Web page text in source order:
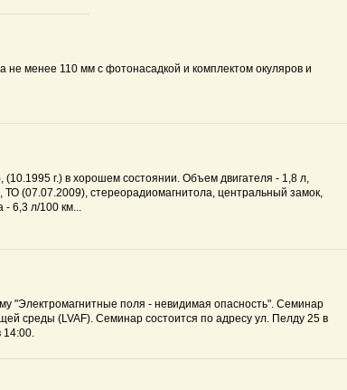
не менее 110 мм с фотонасадкой и комплектом окуляров и
г.) в хорошем состоянии. Объем двигателя - 1,8 л,
ТО (07.07.2009), стереорадиомагнитола, центральный замок,
- 6,3 л/100 км...
"Электромагнитные поля - невидимая опасность". Семинар
среды (LVAF). Семинар состоится по адресу ул. Пелду 25 в
14:00.